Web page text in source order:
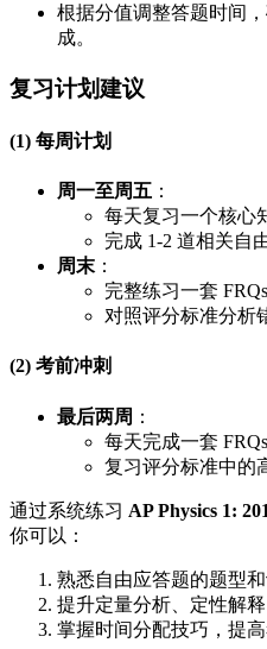
根据分值调整答题时间
成。
复习计划建议
(1) 每周计划
周一至周五 ：
每天复习一个核心
完成 1-2 道相关自
周末 ：
完整练习一套 FRQs
对照评分标准分析
(2) 考前冲刺
最后两周 ：
每天完成一套
复习评分标准中的
通过系统练习 AP Physics 1:
你可以：
熟悉自由应答题的题型和
提升定量分析、定性解
掌握时间分配技巧，提高